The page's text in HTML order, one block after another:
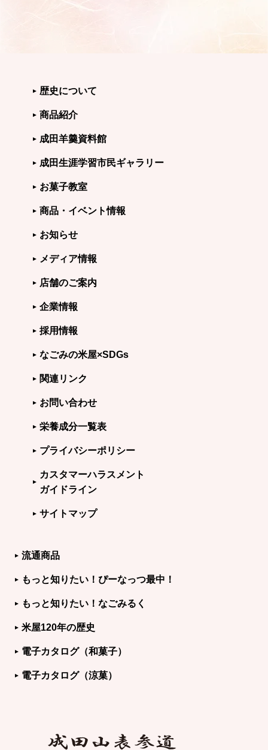
歴史について
商品紹介
成田羊羹資料館
成田生涯学習市民ギャラリー
お菓子教室
商品・イベント情報
お知らせ
メディア情報
店舗のご案内
企業情報
採用情報
なごみの米屋×SDGs
関連リンク
お問い合わせ
栄養成分一覧表
プライバシーポリシー
カスタマーハラスメント
ガイドライン
サイトマップ
流通商品
もっと知りたい！ぴーなっつ最中！
もっと知りたい！なごみるく
米屋120年の歴史
電子カタログ（和菓子）
電子カタログ（涼菓）